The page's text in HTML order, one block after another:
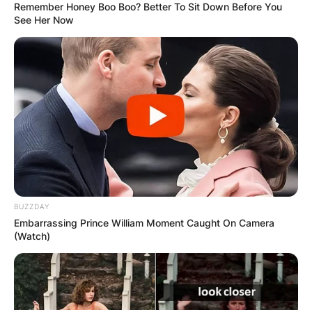
КОНТАКТИРАЈ СО НАС:
info@gladiator.mk
ГЛАДИАТОР
За нас
ПАРТНЕРИ:
Remember Honey Boo Boo? Better To Sit Down Before You
See Her Now
BUZZDAY
Embarrassing Prince William Moment Caught On Camera
(Watch)